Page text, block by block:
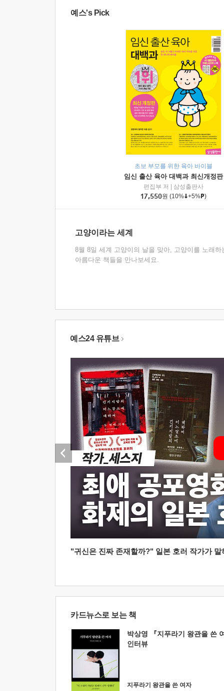
예스's Pick
초보 부모를 위한 육아 바이블
임신 출산 육아 대백과 최신개정판
편집부 저
삼성출판사
17,550원 (10% +5% )
고양이라는 세계
8월 8일 세계 고양이의 날을 맞아, 고양이를 노래하
아름다운 책들을 만나보세요.
예스24 유튜브
"귀신은 진짜 존재할까?" 일본 호러 작가가
카드뉴스로 보는 책
박상영 『지푸라기 왕관을 쓴
인터뷰
지푸라기 왕관을 쓴 여자